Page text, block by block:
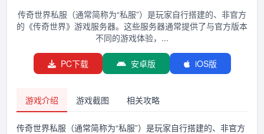
传奇世界私服（通常简称为“私服”）是玩家自行搭建的、非官方
的《传奇世界》游戏服务器。这些服务器通常提供了与官方版本
不同的游戏体验，...
PC下载 安卓版 iOS版
游戏介绍 游戏截图 相关攻略
传奇世界私服（通常简称为“私服”）是玩家自行搭建的、非官方